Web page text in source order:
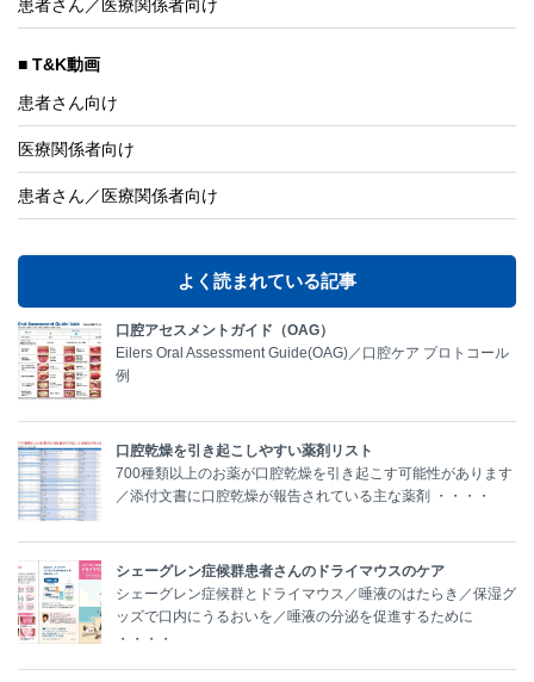
患者さん／医療関係者向け
T&K動画
患者さん向け
医療関係者向け
患者さん／医療関係者向け
よく読まれている記事
口腔アセスメントガイド（OAG）
Eilers Oral Assessment Guide(OAG)／口腔ケア プロトコール
例
口腔乾燥を引き起こしやすい薬剤リスト
700種類以上のお薬が口腔乾燥を引き起こす可能性があります
／添付文書に口腔乾燥が報告されている主な薬剤 ・・・・
シェーグレン症候群患者さんのドライマウスのケア
シェーグレン症候群とドライマウス／唾液のはたらき／保湿グ
ッズで口内にうるおいを／唾液の分泌を促進するために
・・・・